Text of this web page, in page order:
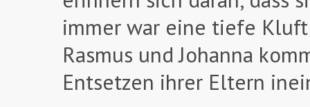
immer war eine tiefe
Rasmus und Johanna
Entsetzen ihrer Eltern